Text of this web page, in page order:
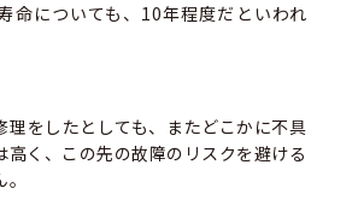
命についても、10年程度だといわれ
理をしたとしても、またどこかに不具
高く、この先の故障のリスクを避ける